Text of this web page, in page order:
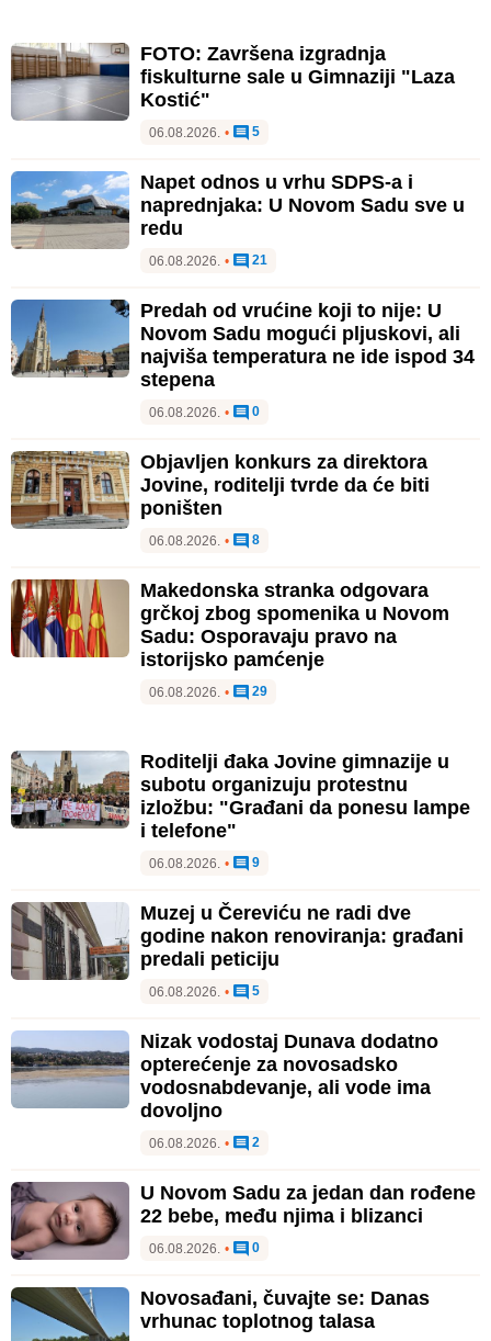
FOTO: Završena izgradnja
fiskulturne sale u Gimnaziji "Laza
Kostić"
06.08.2026. • 5
Napet odnos u vrhu SDPS-a i
naprednjaka: U Novom Sadu sve u
redu
06.08.2026. • 21
Predah od vrućine koji to nije: U
Novom Sadu mogući pljuskovi, ali
najviša temperatura ne ide ispod 34
stepena
06.08.2026. • 0
Objavljen konkurs za direktora
Jovine, roditelji tvrde da će biti
poništen
06.08.2026. • 8
Makedonska stranka odgovara
grčkoj zbog spomenika u Novom
Sadu: Osporavaju pravo na
istorijsko pamćenje
06.08.2026. • 29
Roditelji đaka Jovine gimnazije u
subotu organizuju protestnu
izložbu: "Građani da ponesu lampe
i telefone"
06.08.2026. • 9
Muzej u Čereviću ne radi dve
godine nakon renoviranja: građani
predali peticiju
06.08.2026. • 5
Nizak vodostaj Dunava dodatno
opterećenje za novosadsko
vodosnabdevanje, ali vode ima
dovoljno
06.08.2026. • 2
U Novom Sadu za jedan dan rođene
22 bebe, među njima i blizanci
06.08.2026. • 0
Novosađani, čuvajte se: Danas
vrhunac toplotnog talasa